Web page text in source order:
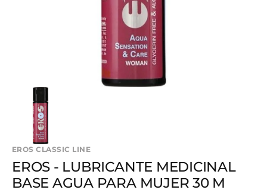
en
vista
galería
EROS CLASSIC LINE
EROS - LUBRICANTE MEDICINAL
BASE AGUA PARA MUJER 30 M